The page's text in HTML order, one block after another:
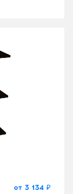
от 3 134 ₽